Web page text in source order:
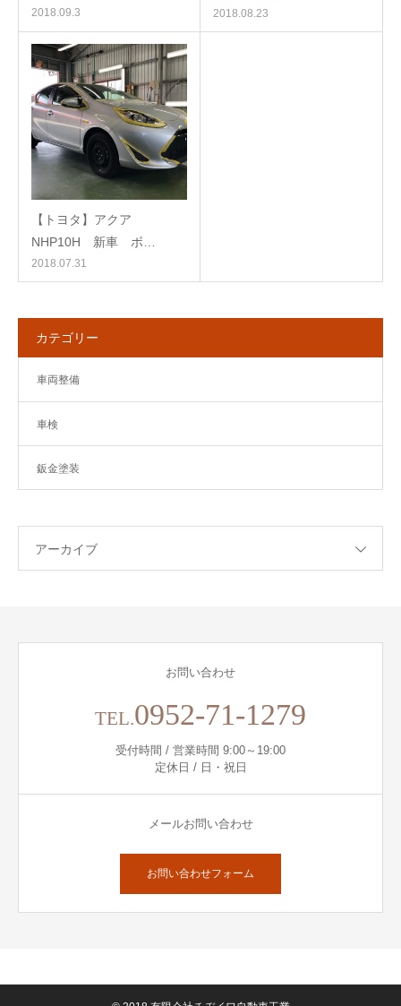
2018.09.3 2018.08.23
【トヨタ】アクア
NHP10H 新車 ボ…
2018.07.31
カテゴリー
車両整備
車検
鈑金塗装
アーカイブ
お問い合わせ
TEL.0952-71-1279
受付時間 / 営業時間 9:00～19:00
定休日 / 日・祝日
メールお問い合わせ
お問い合わせフォーム